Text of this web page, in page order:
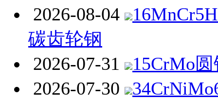
2026-08-04
碳齿轮钢
2026-07-31
15CrMo
2026-07-30